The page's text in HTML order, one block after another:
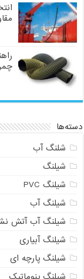
دسته‌ها
شلنگ آب
شیلنگ
شیلنگ PVC
شیلنگ آب
شیلنگ آب آتش
شیلنگ آبیاری
شیلنگ پارچه ای